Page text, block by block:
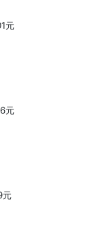
元
元
元